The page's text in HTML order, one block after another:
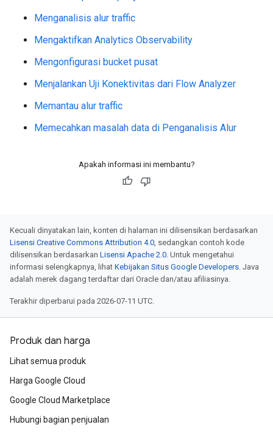
Menganalisis alur traffic
Mengaktifkan Analytics Observability
Mengonfigurasi bucket pusat
Menjalankan Uji Konektivitas dari Flow Analyzer
Memantau alur traffic
Memecahkan masalah data di Penganalisis Alur
Apakah informasi ini membantu?
Kecuali dinyatakan lain, konten di halaman ini dilisensikan berdasarkan
Lisensi Creative Commons Attribution 4.0, sedangkan contoh kode
dilisensikan berdasarkan Lisensi Apache 2.0. Untuk mengetahui
informasi selengkapnya, lihat Kebijakan Situs Google Developers. Java
adalah merek dagang terdaftar dari Oracle dan/atau afiliasinya.
Terakhir diperbarui pada 2026-07-11 UTC.
Produk dan harga
Lihat semua produk
Harga Google Cloud
Google Cloud Marketplace
Hubungi bagian penjualan